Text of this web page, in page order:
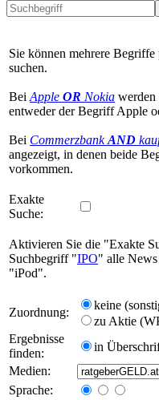
Sie können mehrere Begriffe
suchen.
Bei Apple OR Nokia werden
entweder der Begriff Apple
Bei CommerzbankAND
angezeigt, in denen beide
vorkommen.
Exakte
Suche:
Aktivieren Sie die "Exakte
Suchbegriff "IPO" alle
"iPod".
Zuordnung:
keine
zu Aktie
Ergebnisse
finden:
in
Medien:
Sprache: